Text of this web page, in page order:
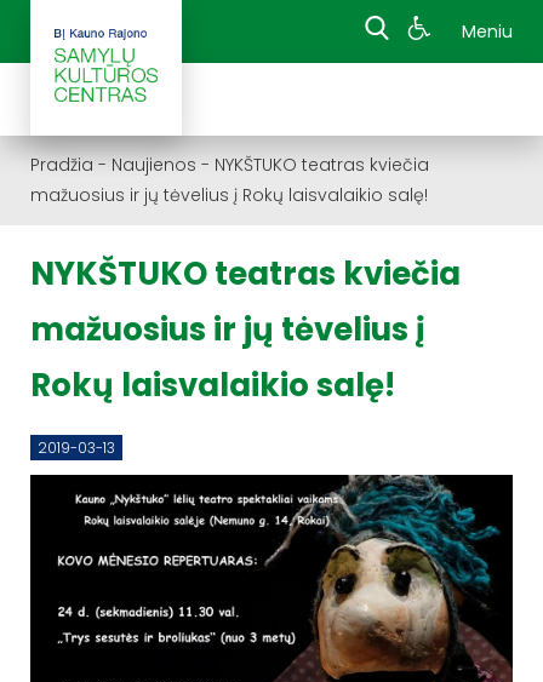
Meniu
Pradžia - Naujienos - NYKŠTUKO teatras kviečia
mažuosius ir jų tėvelius į Rokų laisvalaikio salę!
NYKŠTUKO teatras kviečia
mažuosius ir jų tėvelius į
Rokų laisvalaikio salę!
2019-03-13